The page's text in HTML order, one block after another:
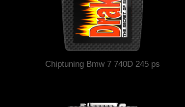
Chiptuning Bmw 7 740D 245 ps